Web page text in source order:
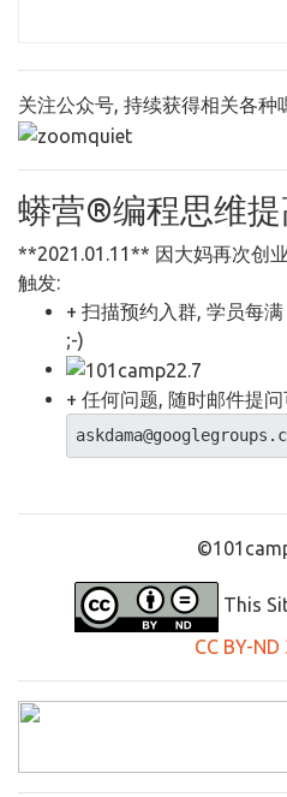
关注公众号, 持续获得相关各种
蟒营®编程思维
**2021.01.11** 因大妈再次创
触发:
+ 扫描预约入群, 学员每
;-)
+ 任何问题, 随时邮件提问
This
CC BY-ND